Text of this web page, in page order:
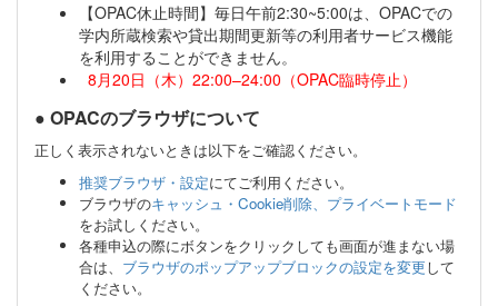
【OPAC休止時間】毎日午前2:30~5:00は、OPACでの
学内所蔵検索や貸出期間更新等の利用者サービス機能
を利用することができません。
8月20日（木）22:00–24:00（OPAC臨時停止）
● OPACのブラウザについて
正しく表示されないときは以下をご確認ください。
推奨ブラウザ・設定にてご利用ください。
ブラウザのキャッシュ・Cookie削除、プライベートモード
をお試しください。
各種申込の際にボタンをクリックしても画面が進まない場
合は、 ブラウザのポップアップブロックの設定を変更して
ください。